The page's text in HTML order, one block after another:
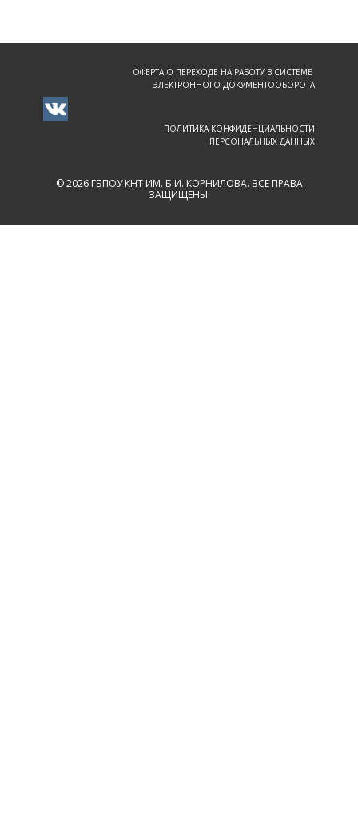
ОФЕРТА О ПЕРЕХОДЕ НА РАБОТУ В СИСТЕМЕ
ЭЛЕКТРОННОГО ДОКУМЕНТООБОРОТА
ПОЛИТИКА КОНФИДЕНЦИАЛЬНОСТИ
ПЕРСОНАЛЬНЫХ ДАННЫХ
© 2026 ГБПОУ КНТ ИМ. Б.И. КОРНИЛОВА. ВСЕ ПРАВА
ЗАЩИЩЕНЫ.